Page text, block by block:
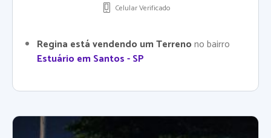
Celular Verificado
Regina está vendendo um Terrenono bairro
Estuário em Santos - SP